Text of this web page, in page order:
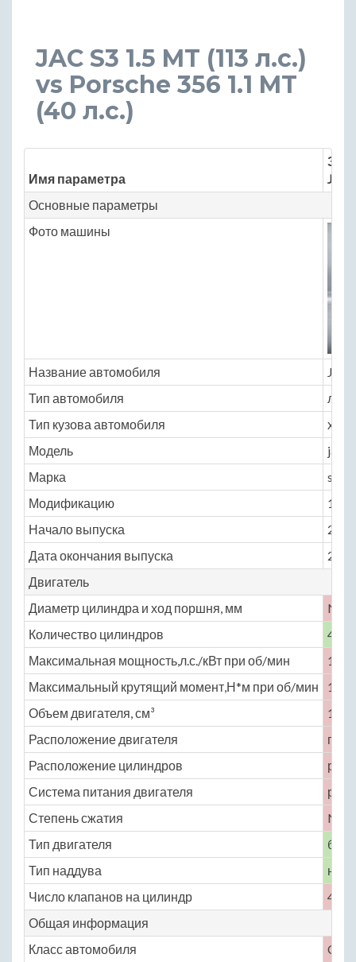
JAC S3 1.5 MT (113 л.с.)
vs Porsche 356 1.1 MT
(40 л.с.)
Имя параметра
JAC
Основные параметры
Фото машины
Название автомобиля
JAC
Тип автомобиля
Тип кузова автомобиля
Модель
jac
Марка
s_3
Модификацию
1.5
Начало выпуска
2015
Дата окончания выпуска
2016
Двигатель
Диаметр цилиндра и ход поршня, мм
No
Количество цилиндров
4
Максимальная мощность,л.с./кВт при об/мин
113
Максимальный крутящий момент,Н*м при об/мин
146
Объем двигателя, см³
1499
Расположение двигателя
Расположение цилиндров
Система питания двигателя
Степень сжатия
No
Тип двигателя
Тип наддува
нет
Число клапанов на цилиндр
4
Общая информация
Класс автомобиля
C